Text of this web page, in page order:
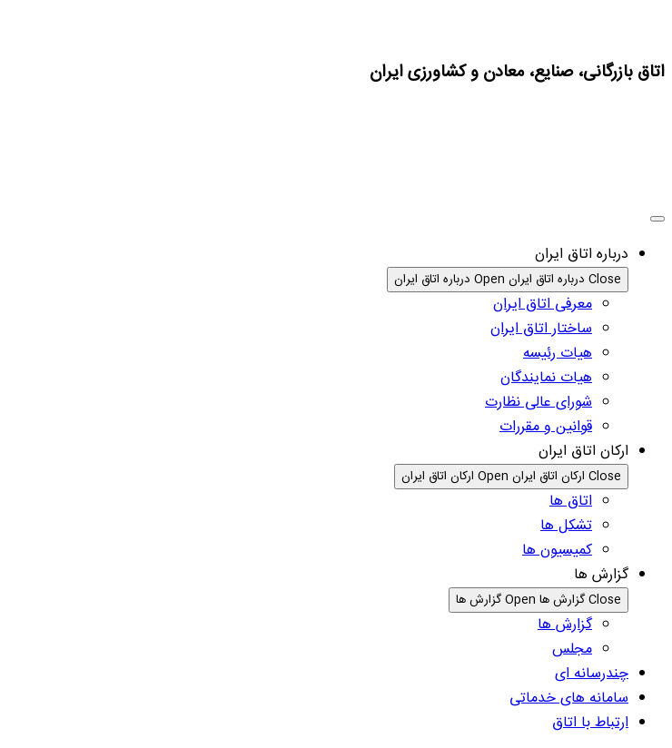
اتاق بازرگانی، صنایع، معادن و کشاورزی ایران
درباره اتاق ایران
Close درباره اتاق ایران Open درباره اتاق ایران
معرفی اتاق ایران
ساختار اتاق ایران
هیات رئیسه
هیات نمایندگان
شورای عالی نظارت
قوانین و مقررات
ارکان اتاق ایران
Close ارکان اتاق ایران Open ارکان اتاق ایران
اتاق ها
تشکل ها
کمیسیون ها
گزارش ها
Close گزارش ها Open گزارش ها
گزارش ها
مجلس
چندرسانه ای
سامانه های خدماتی
ارتباط با اتاق